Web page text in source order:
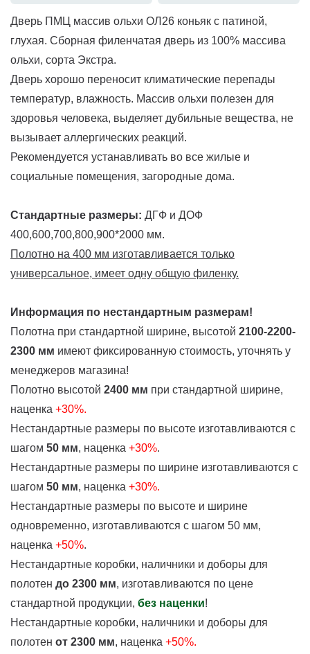
Дверь ПМЦ массив ольхи ОЛ26 коньяк с патиной,
глухая. Сборная филенчатая дверь из 100% массива
ольхи, сорта Экстра.
Дверь хорошо переносит климатические перепады
температур, влажность. Массив ольхи полезен для
здоровья человека, выделяет дубильные вещества, не
вызывает аллергических реакций.
Рекомендуется устанавливать во все жилые и
социальные помещения, загородные дома.
Стандартные размеры: ДГФ и ДОФ
400,600,700,800,900*2000 мм.
Полотно на 400 мм изготавливается только
универсальное, имеет одну общую филенку.
Информация по нестандартным размерам!
Полотна при стандартной ширине, высотой 2100-2200-
2300 мм имеют фиксированную стоимость, уточнять у
менеджеров магазина!
Полотно высотой 2400 мм при стандартной ширине,
наценка +30%.
Нестандартные размеры по высоте изготавливаются с
шагом 50 мм, наценка +30%.
Нестандартные размеры по ширине изготавливаются с
шагом 50 мм, наценка +30%.
Нестандартные размеры по высоте и ширине
одновременно, изготавливаются с шагом 50 мм,
наценка +50%.
Нестандартные коробки, наличники и доборы для
полотен до 2300 мм, изготавливаются по цене
стандартной продукции, без наценки!
Нестандартные коробки, наличники и доборы для
полотен от 2300 мм, наценка +50%.